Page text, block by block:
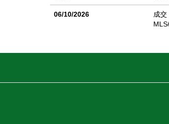
06/10/2026
成交